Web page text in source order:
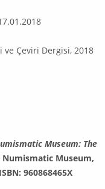
ve Çeviri Dergisi, 2018
Museum: The
Museum,
960868465X